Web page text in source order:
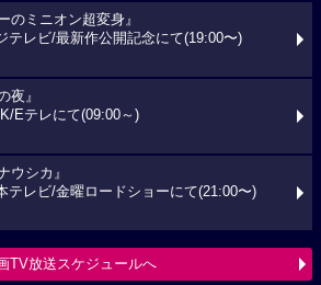
のミニオン超変身』
テレビ/最新作公開記念にて(19:00〜)
夜』
Eテレにて(09:00～)
ウシカ』
テレビ/金曜ロードショーにて(21:00〜)
TV放送スケジュールへ